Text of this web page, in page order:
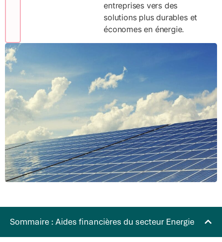
entreprises vers des
solutions plus durables et
économes en énergie.
Sommaire : Aides financières du secteur Energie